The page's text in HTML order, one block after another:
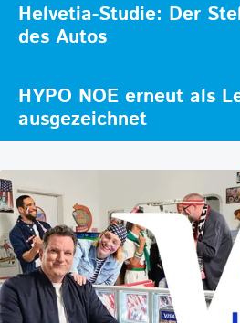
Helvetia-Studie: Der
des Autos
HYPO NOE erneut als
ausgezeichnet